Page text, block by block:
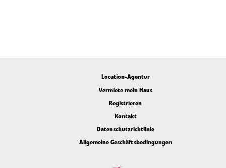
Location-Agentur
Vermiete mein Haus
Registrieren
Kontakt
Datenschutzrichtlinie
Allgemeine Geschäftsbedingungen